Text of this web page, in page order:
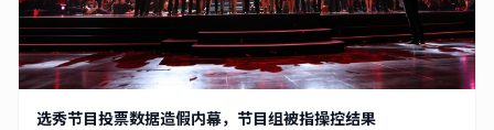
选秀节目投票数据造假内幕，节目组被指操控结果